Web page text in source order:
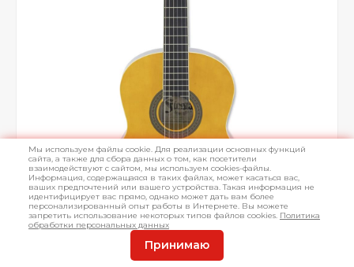
Мы используем файлы cookie. Для реализации основных функций
сайта, а также для сбора данных о том, как посетители
взаимодействуют с сайтом, мы используем cookies-файлы.
Информация, содержащаяся в таких файлах, может касаться вас,
ваших предпочтений или вашего устройства. Такая информация не
идентифицирует вас прямо, однако может дать вам более
персонализированный опыт работы в Интернете. Вы можете
запретить использование некоторых типов файлов cookies. Политика
обработки персональных данных
Принимаю